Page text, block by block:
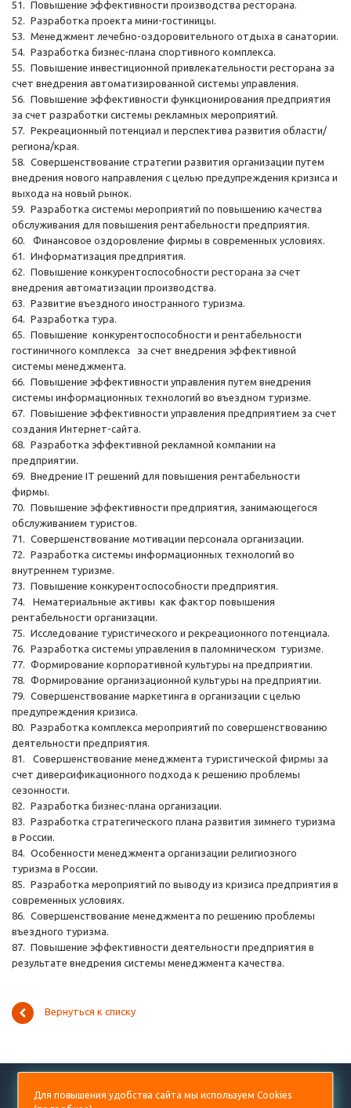
51. Повышение эффективности производства ресторана.
52. Разработка проекта мини-гостиницы.
53. Менеджмент лечебно-оздоровительного отдыха в санатории.
54. Разработка бизнес-плана спортивного комплекса.
55. Повышение инвестиционной привлекательности ресторана за
счет внедрения автоматизированной системы управления.
56. Повышение эффективности функционирования предприятия
за счет разработки системы рекламных мероприятий.
57. Рекреационный потенциал и перспектива развития области/
региона/края.
58. Совершенствование стратегии развития организации путем
внедрения нового направления с целью предупреждения кризиса и
выхода на новый рынок.
59. Разработка системы мероприятий по повышению качества
обслуживания для повышения рентабельности предприятия.
60.
Финансовое оздоровление фирмы в современных условиях.
61. Информатизация предприятия.
62. Повышение конкурентоспособности ресторана за счет
внедрения автоматизации производства.
63. Развитие въездного иностранного туризма.
64. Разработка тура.
65. Повышение конкурентоспособности и рентабельности
гостиничного комплекса за счет внедрения эффективной
системы менеджмента.
66. Повышение эффективности управления путем внедрения
системы информационных технологий во въездном туризме.
67. Повышение эффективности управления предприятием за счет
создания Интернет-сайта.
68. Разработка эффективной рекламной компании на
предприятии.
69. Внедрение IT решений для повышения рентабельности
фирмы.
70. Повышение эффективности предприятия, занимающегося
обслуживанием туристов.
71. Совершенствование мотивации персонала организации.
72. Разработка системы информационных технологий во
внутреннем туризме.
73. Повышение конкурентоспособности предприятия.
74.
Нематериальные активы как фактор повышения
рентабельности организации.
75. Исследование туристического и рекреационного потенциала.
76. Разработка системы управления в паломническом туризме.
77. Формирование корпоративной культуры на предприятии.
78. Формирование организационной культуры на предприятии.
79. Совершенствование маркетинга в организации с целью
предупреждения кризиса.
80. Разработка комплекса мероприятий по совершенствованию
деятельности предприятия.
81.
Совершенствование менеджмента туристической фирмы за
счет диверсификационного подхода к решению проблемы
сезонности.
82. Разработка бизнес-плана организации.
83. Разработка стратегического плана развития зимнего туризма
в России.
84. Особенности менеджмента организации религиозного
туризма в России.
85. Разработка мероприятий по выводу из кризиса предприятия в
современных условиях.
86. Совершенствование менеджмента по решению проблемы
въездного туризма.
87. Повышение эффективности деятельности предприятия в
результате внедрения системы менеджмента качества.
Вернуться к списку
+7 (499) 938-53-60
Для повышения удобства сайта мы используем Cookies